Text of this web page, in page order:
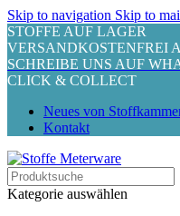
Skip to navigation Skip to
STOFFE AUF LAGER
VERSANDKOSTENFREI
SCHREIBE UNS AUF
CLICK & COLLECT
Neues von
Kontakt
Kategorie auswählen